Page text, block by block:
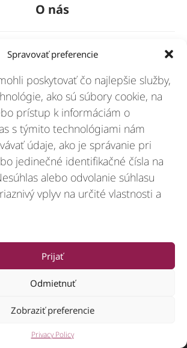
Spravovať preferencie
poskytovať čo najlepšie služby,
ako sú súbory cookie, na
prístup k informáciám o
s týmito technológiami nám
údaje, ako je správanie pri
jedinečné identifikačné čísla na
alebo odvolanie súhlasu
vplyv na určité vlastnosti a
Prijať
Odmietnuť
Zobraziť preferencie
Privacy Policy
O nás
General
CSI Leasing, Inc. All Right Reserved.